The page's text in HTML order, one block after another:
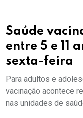
Saúde
entre 5 e 11
sexta-feira
Para adultos e
vacinação acontece
nas unidades de